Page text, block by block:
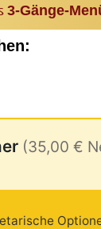
3-Gänge-
(35,00 €